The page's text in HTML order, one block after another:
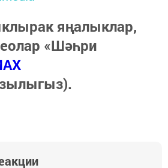
яңалыклар,
«Шәһри